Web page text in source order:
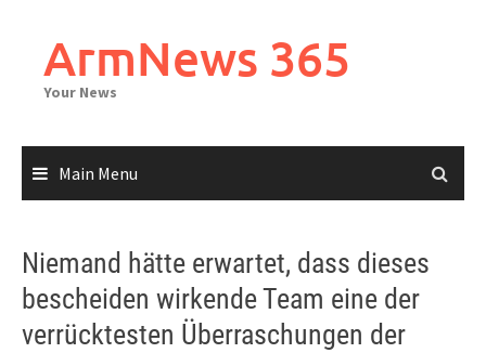
contentArmNews 365
Your News
Main Menu
Niemand hätte erwartet, dass dieses
bescheiden wirkende Team eine der
verrücktesten Überraschungen der